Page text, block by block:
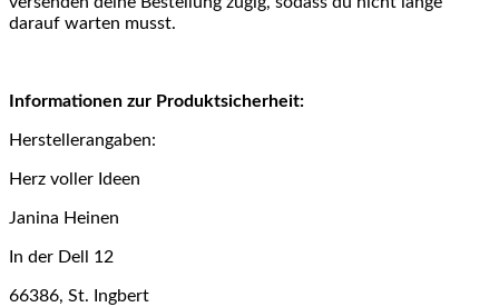
darauf warten musst.
Informationen zur Produktsicherheit:
Herstellerangaben:
Herz voller Ideen
Janina Heinen
In der Dell 12
66386, St. Ingbert